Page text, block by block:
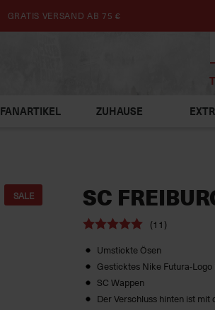
GRATIS VERSAND AB 75 €
FANARTIKEL ZUHAUSE
SALE SC
(11)
Umstickte Ösen
Gesticktes Nike Futura-
SC Wappen
Der Verschluss hinten ist